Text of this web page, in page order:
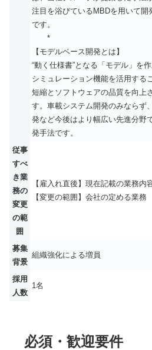
注目を浴びているMBDを用いて開
です。
*
【モデルベース開発とは】
“動く仕様書”となる「モデル」を
シミュレーション機能を活用する
短縮とソフトウェアの品質を向上
す。車載システム開発のみならず
発など今後はより幅広い先進分野
発手法です。
従事
すべ
き業
務の
変更
の範
囲
【雇入れ直後】現在記載の業務内
【変更の範囲】会社の定める業務
募集
背景
組織強化による増員
採用
人数
1名
必須・歓迎要件